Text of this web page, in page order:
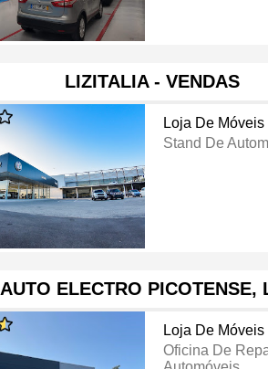
LIZITALIA - VENDAS
Loja De Móveis
Stand De
AUTO ELECTRO PICOTENSE,
Loja De Móveis
Oficina De